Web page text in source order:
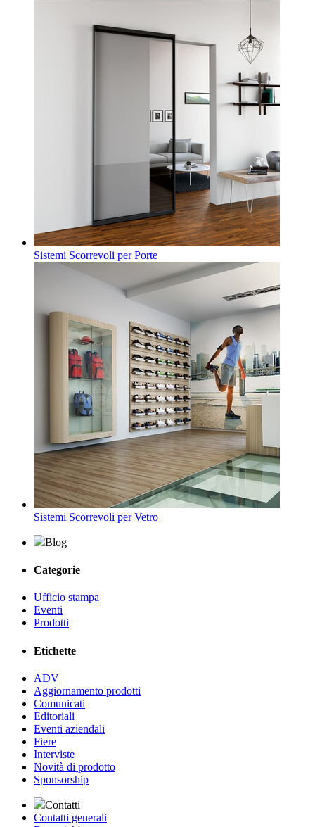
Sistemi Scorrevoli per Porte
Sistemi Scorrevoli per Vetro
Blog
Categorie
Ufficio stampa
Eventi
Prodotti
Etichette
ADV
Aggiornamento prodotti
Comunicati
Editoriali
Eventi aziendali
Fiere
Interviste
Novità di prodotto
Sponsorship
Contatti
Contatti generali